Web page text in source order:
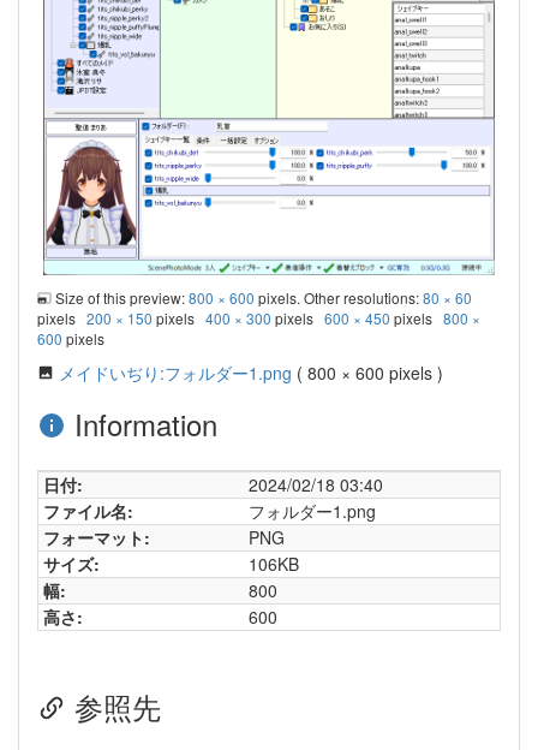
Size of this preview:800 × 600 pixels. Other resolutions:80 × 60
pixels 200 × 150 pixels 400 × 300 pixels 600 × 450 pixels 800 ×
600 pixels
メイドいぢり:フォルダー1.png ( 800 × 600 pixels )
Information
日付:
2024/02/18 03:40
ファイル名:
フォルダー1.png
フォーマット:
PNG
サイズ:
106KB
幅:
800
高さ:
600
参照先